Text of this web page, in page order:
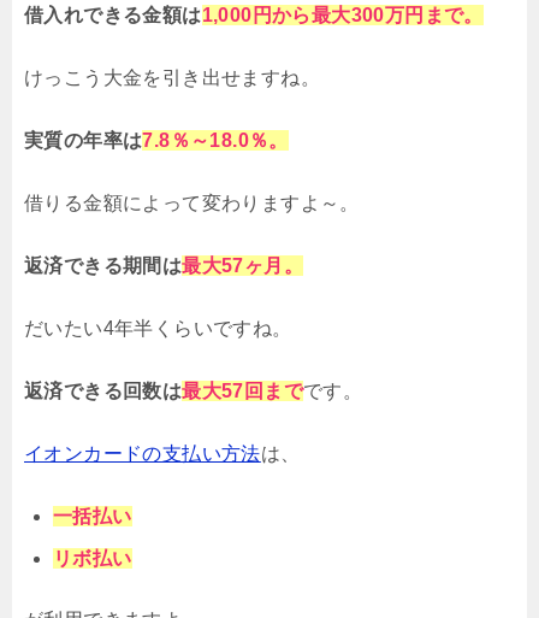
借入れできる金額は1,000円から最大300万円まで。
けっこう大金を引き出せますね。
実質の年率は7.8％～18.0％。
借りる金額によって変わりますよ～。
返済できる期間は最大57ヶ月。
だいたい4年半くらいですね。
返済できる回数は最大57回までです。
イオンカードの支払い方法は、
一括払い
リボ払い